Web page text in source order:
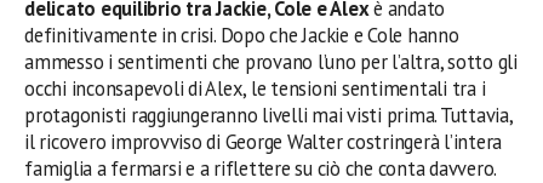
delicato equilibrio tra Jackie, Cole e Alexè andato
definitivamente in crisi. Dopo che Jackie e Cole hanno
ammesso i sentimenti che provano l’uno per l’altra, sotto gli
occhi inconsapevoli di Alex, le tensioni sentimentali tra i
protagonisti raggiungeranno livelli mai visti prima. Tuttavia,
il ricovero improvviso di George Walter costringerà l’intera
famiglia a fermarsi e a riflettere su ciò che conta davvero.